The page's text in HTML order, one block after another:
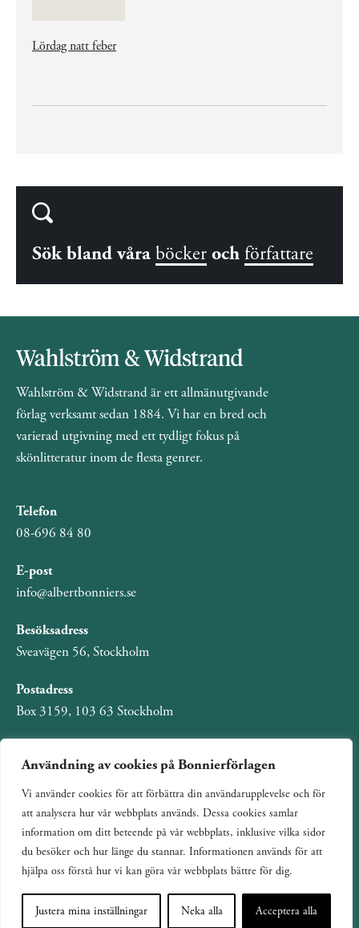
Användning av cookies på Bonnierförlagen
Vi använder cookies för att förbättra din användarupplevelse och för
att analysera hur vår webbplats används. Dessa cookies samlar
information om ditt beteende på vår webbplats, inklusive vilka sidor
du besöker och hur länge du stannar. Informationen används för att
hjälpa oss förstå hur vi kan göra vår webbplats bättre för dig.
Justera mina inställningar Neka alla Acceptera alla
Lördag natt feber
Sök bland våra böcker och författare
Wahlström & Widstrand är ett allmänutgivande
förlag verksamt sedan 1884. Vi har en bred och
varierad utgivning med ett tydligt fokus på
skönlitteratur inom de flesta genrer.
Telefon
08-696 84 80
E-post
info@albertbonniers.se
Besöksadress
Sveavägen 56, Stockholm
Postadress
Box 3159, 103 63 Stockholm
Om Bonnierförlagen
Cookies
Integritetspolicy